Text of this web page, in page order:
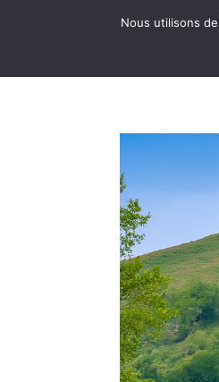
Nous utilisons